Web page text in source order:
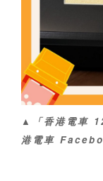
▲「香港電車
港電車